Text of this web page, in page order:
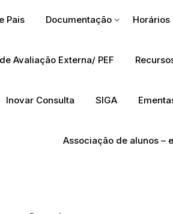
Pais Documentação Horários
Avaliação Externa/ PEF
Inovar Consulta SIGA
Associação de alunos –